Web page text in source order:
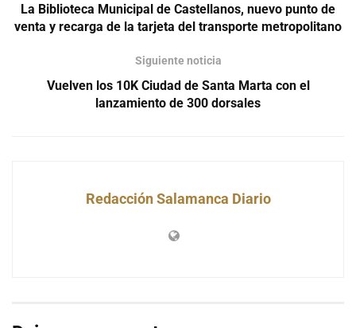
La Biblioteca Municipal de Castellanos, nuevo punto de
venta y recarga de la tarjeta del transporte metropolitano
Siguiente noticia
Vuelven los 10K Ciudad de Santa Marta con el
lanzamiento de 300 dorsales
Redacción Salamanca Diario